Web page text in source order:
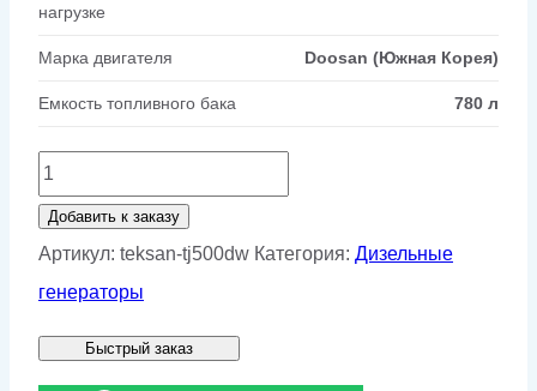
нагрузке
Марка двигателя Doosan (Южная Корея)
Емкость топливного бака 780 л
Количество
товара
Дизельный
генератор
TJ500DW
Добавить к заказу
Артикул: teksan-tj500dw Категория: Дизельные
генераторы
Быстрый заказ